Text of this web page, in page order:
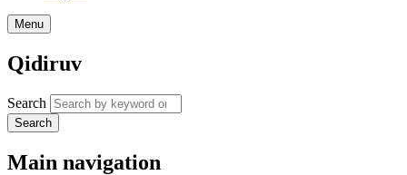
Menu
Qidiruv
Search
Search
Main navigation